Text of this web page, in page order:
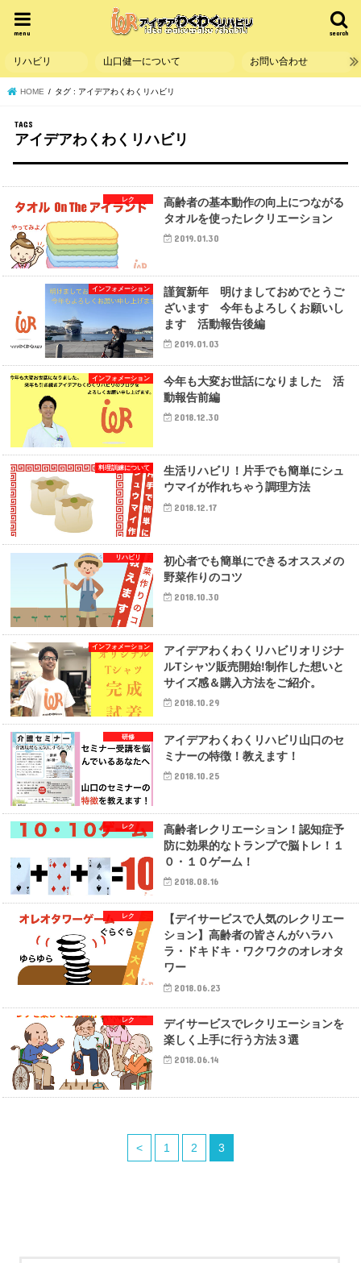
search
menu
リハビリ 山口健一について お問い合わせ
HOME タグ : アイデアわくわくリハビリ
アイデアわくわくリハビリ
レク
高齢者の基本動作の向上につながる
タオルを使ったレクリエーション
2019.01.30
インフォメーション
謹賀新年 明けましておめでとうご
ざいます 今年もよろしくお願いし
ます 活動報告後編
2019.01.03
インフォメーション
今年も大変お世話になりました 活
動報告前編
2018.12.30
料理訓練について
生活リハビリ！片手でも簡単にシュ
ウマイが作れちゃう調理方法
2018.12.17
リハビリ
初心者でも簡単にできるオススメの
野菜作りのコツ
2018.10.30
インフォメーション
アイデアわくわくリハビリオリジナ
ルTシャツ販売開始!制作した想いと
サイズ感＆購入方法をご紹介。
2018.10.29
研修
アイデアわくわくリハビリ山口のセ
ミナーの特徴！教えます！
2018.10.25
レク
高齢者レクリエーション！認知症予
防に効果的なトランプで脳トレ！１
０・１０ゲーム！
2018.08.16
レク
【デイサービスで人気のレクリエー
ション】高齢者の皆さんがハラハ
ラ・ドキドキ・ワクワクのオレオタ
ワー
2018.06.23
レク
デイサービスでレクリエーションを
楽しく上手に行う方法３選
2018.06.14
< 1 2 3